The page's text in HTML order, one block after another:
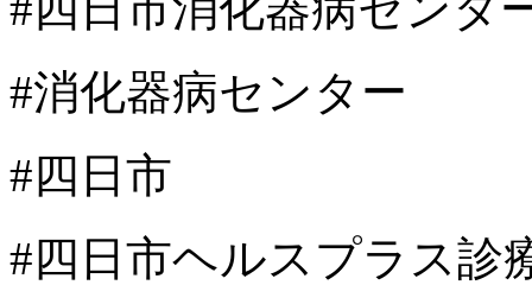
#消化器病センター
#四日市
#四日市ヘルスプラス診